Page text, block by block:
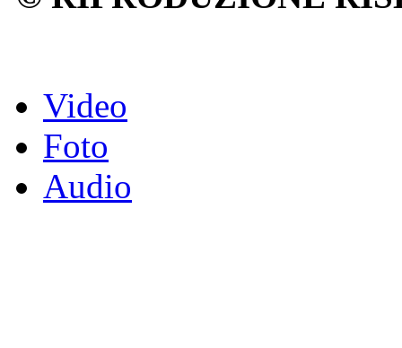
Video
Foto
Audio